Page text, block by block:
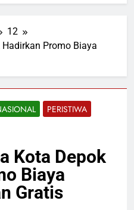
12
Promo Biaya
PERISTIWA
Kota Depok
Biaya
Gratis